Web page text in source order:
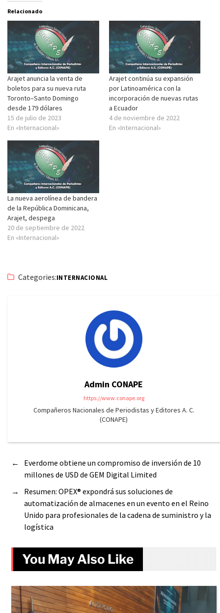
Relacionado
Arajet anuncia la venta de
boletos para su nueva ruta
Toronto–Santo Domingo
desde 179 dólares
15 de julio de 2023
En «Internacional»
Arajet continúa su expansión
por Latinoamérica con la
incorporación de nuevas rutas
a Ecuador
4 de noviembre de 2022
En «Internacional»
La nueva aerolínea de bandera
de la República Dominicana,
Arajet, despega
20 de septiembre de 2022
En «Internacional»
Categories:INTERNACIONAL
Admin CONAPE
https://www.conape.org
Compañeros Nacionales de Periodistas y Editores A. C.
(CONAPE)
←
Everdome obtiene un compromiso de inversión de 10
millones de USD de GEM Digital Limited
→
Resumen: OPEX® expondrá sus soluciones de
automatización de almacenes en un evento en el Reino
Unido para profesionales de la cadena de suministro y la
logística
You May Also Like